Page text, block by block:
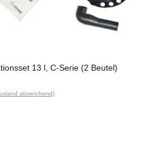
13 l, C-Serie (2 Beutel)
abweichend)